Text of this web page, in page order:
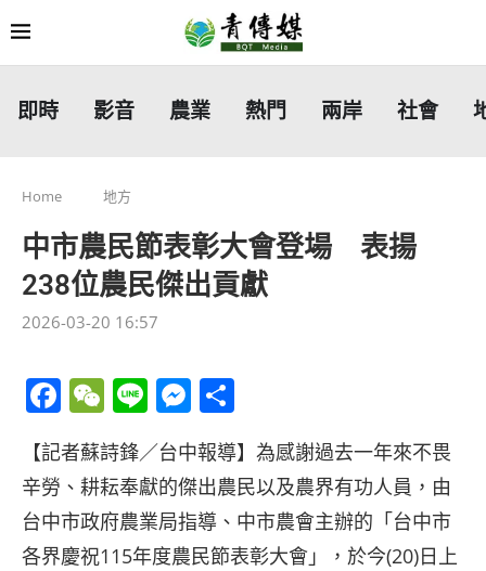
即時 影音 農業 熱門 兩岸 社會
Home 地方
中市農民節表彰大會登場 表揚
238位農民傑出貢獻
2026-03-20 16:57
Facebook
WeChat
LineMessenger
享
【記者蘇詩鋒／台中報導】為感謝過去一年來不畏
辛勞、耕耘奉獻的傑出農民以及農界有功人員，由
台中市政府農業局指導、中市農會主辦的「台中市
各界慶祝115年度農民節表彰大會」，於今(20)日上